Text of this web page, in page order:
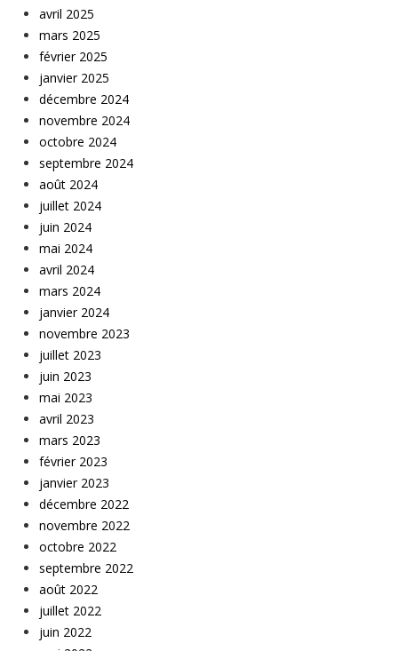
avril 2025
mars 2025
février 2025
janvier 2025
décembre 2024
novembre 2024
octobre 2024
septembre 2024
août 2024
juillet 2024
juin 2024
mai 2024
avril 2024
mars 2024
janvier 2024
novembre 2023
juillet 2023
juin 2023
mai 2023
avril 2023
mars 2023
février 2023
janvier 2023
décembre 2022
novembre 2022
octobre 2022
septembre 2022
août 2022
juillet 2022
juin 2022